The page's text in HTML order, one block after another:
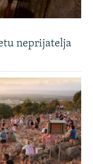
neprijatelja